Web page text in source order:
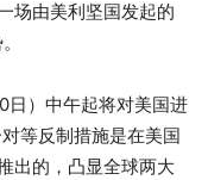
场由美利坚国发起的
日）中午起将对美国进
等反制措施是在美国
出的，凸显全球两大